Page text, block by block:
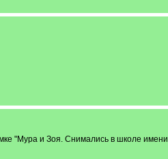
"Мура и Зоя. Снимались в школе